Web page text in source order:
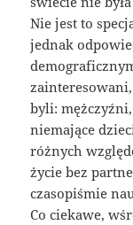
Nie jest to
jednak
byli:
niemające
różnych
życie bez
czasopiśmie
Co ciekawe,